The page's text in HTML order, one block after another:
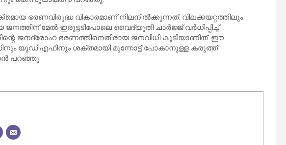
ഭരണവിരുദ്ധ വികാരമാണ് നിലനില്‍ക്കുന്നത്. വിലക്കയറ്റത്തിലും
ജനത്തിന് മേല്‍ ഇരുട്ടടിപോലെ വൈദ്യുതി ചാര്‍ജ്ജ് വര്‍ധിപ്പിച്ച്
ജനദ്രോഹ ഭരണത്തിനെതിരായ ജനവിധി കൂടിയാണിത്. ഈ
യുഡിഎഫിനും ശക്തമായി മുന്നോട്ട് പോകാനുള്ള കരുത്ത്
പറഞ്ഞു.